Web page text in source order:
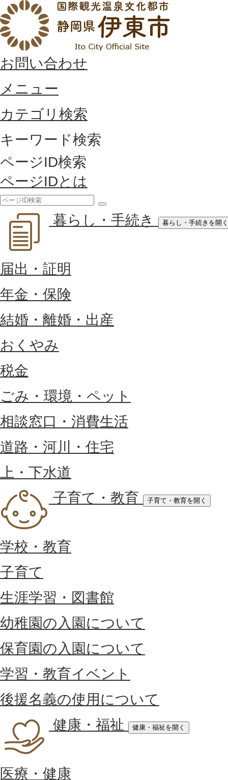
お問い合わせ
メニュー
カテゴリ検索
キーワード検索
ページID検索
ページIDとは
索
暮らし・手続き 暮らし・手続きを開く
届出・証明
年金・保険
結婚・離婚・出産
おくやみ
税金
ごみ・環境・ペット
相談窓口・消費生活
道路・河川・住宅
上・下水道
子育て・教育
子育て・教育を開く
学校・教育
子育て
生涯学習・図書館
幼稚園の入園について
保育園の入園について
学習・教育イベント
後援名義の使用について
健康・福祉
健康・福祉を開く
医療・健康